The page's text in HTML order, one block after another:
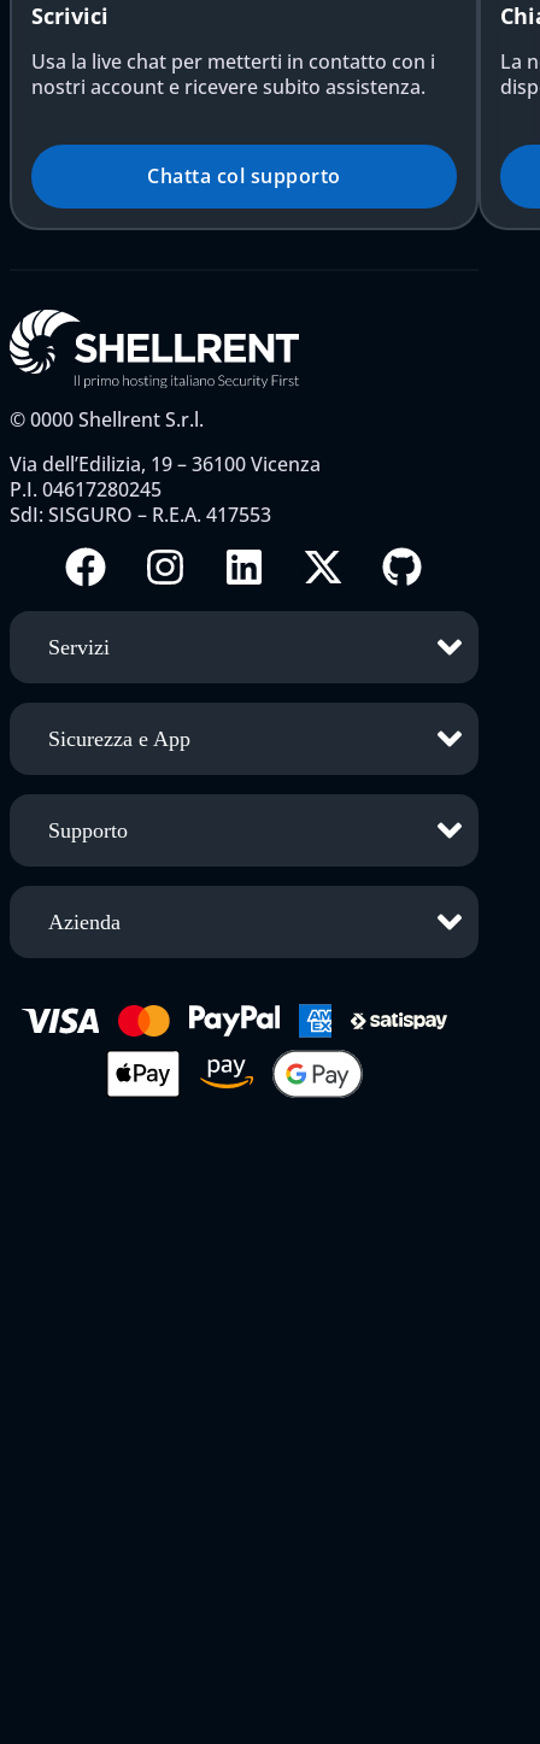
Scrivici
Usa la live chat per metterti in contatto con i
nostri account e ricevere subito assistenza.
Chatta col supporto
La
©0000Shellrent S.r.l.
Via dell’Edilizia, 19 – 36100 Vicenza
P.I. 04617280245
SdI: SISGURO – R.E.A. 417553
Servizi
Sicurezza e App
Supporto
Azienda